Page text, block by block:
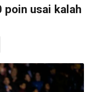
poin usai kalah